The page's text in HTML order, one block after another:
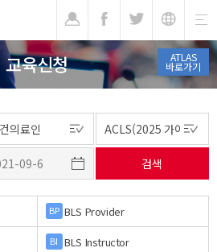
ATLAS
바로가기
교육신청
BP BLS Provider
BI BLS Instructor